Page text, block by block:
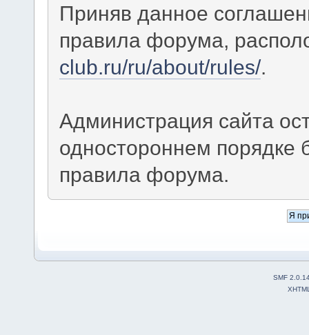
Приняв данное
правила форума,
club.ru/ru/about/rules/.
Администрация сайта
одностороннем порядке
правила форума.
SMF